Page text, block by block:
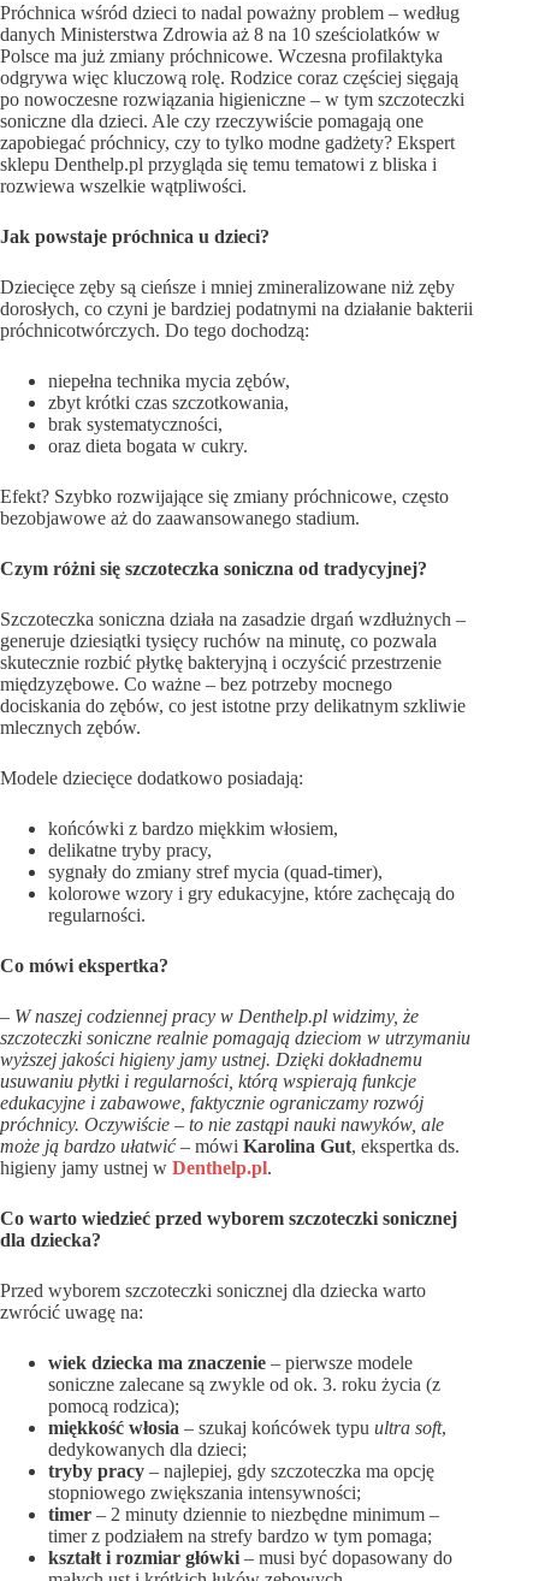
Próchnica wśród dzieci to nadal poważny problem – według
danych Ministerstwa Zdrowia aż 8 na 10 sześciolatków w
Polsce ma już zmiany próchnicowe. Wczesna profilaktyka
odgrywa więc kluczową rolę. Rodzice coraz częściej sięgają
po nowoczesne rozwiązania higieniczne – w tym szczoteczki
soniczne dla dzieci. Ale czy rzeczywiście pomagają one
zapobiegać próchnicy, czy to tylko modne gadżety? Ekspert
sklepu Denthelp.pl przygląda się temu tematowi z bliska i
rozwiewa wszelkie wątpliwości.
Jak powstaje próchnica u dzieci?
Dziecięce zęby są cieńsze i mniej zmineralizowane niż zęby
dorosłych, co czyni je bardziej podatnymi na działanie bakterii
próchnicotwórczych. Do tego dochodzą:
niepełna technika mycia zębów,
zbyt krótki czas szczotkowania,
brak systematyczności,
oraz dieta bogata w cukry.
Efekt? Szybko rozwijające się zmiany próchnicowe, często
bezobjawowe aż do zaawansowanego stadium.
Czym różni się szczoteczka soniczna od tradycyjnej?
Szczoteczka soniczna działa na zasadzie drgań wzdłużnych –
generuje dziesiątki tysięcy ruchów na minutę, co pozwala
skutecznie rozbić płytkę bakteryjną i oczyścić przestrzenie
międzyzębowe. Co ważne – bez potrzeby mocnego
dociskania do zębów, co jest istotne przy delikatnym szkliwie
mlecznych zębów.
Modele dziecięce dodatkowo posiadają:
końcówki z bardzo miękkim włosiem,
delikatne tryby pracy,
sygnały do zmiany stref mycia (quad-timer),
kolorowe wzory i gry edukacyjne, które zachęcają do
regularności.
Co mówi ekspertka?
– W naszej codziennej pracy w Denthelp.pl widzimy, że
szczoteczki soniczne realnie pomagają dzieciom w utrzymaniu
wyższej jakości higieny jamy ustnej. Dzięki dokładnemu
usuwaniu płytki i regularności, którą wspierają funkcje
edukacyjne i zabawowe, faktycznie ograniczamy rozwój
próchnicy. Oczywiście – to nie zastąpi nauki nawyków, ale
może ją bardzo ułatwić– mówi Karolina Gut, ekspertka ds.
higieny jamy ustnej w Denthelp.pl.
Co warto wiedzieć przed wyborem szczoteczki sonicznej
dla dziecka?
Przed wyborem szczoteczki sonicznej dla dziecka warto
zwrócić uwagę na:
wiek dziecka ma znaczenie – pierwsze modele
soniczne zalecane są zwykle od ok. 3. roku życia (z
pomocą rodzica);
miękkość włosia – szukaj końcówek typu ultra soft,
dedykowanych dla dzieci;
tryby pracy – najlepiej, gdy szczoteczka ma opcję
stopniowego zwiększania intensywności;
timer – 2 minuty dziennie to niezbędne minimum –
timer z podziałem na strefy bardzo w tym pomaga;
kształt i rozmiar główki – musi być dopasowany do